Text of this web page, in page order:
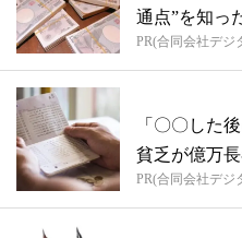
通点”を知っ
PR(合同会社デジ
「〇〇した
貧乏が億万
PR(合同会社デジ